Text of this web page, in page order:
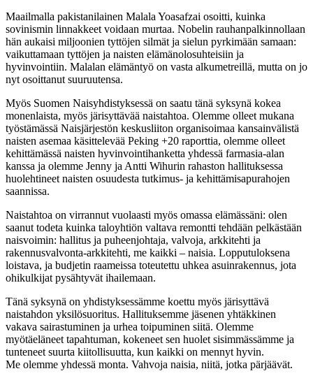
Maailmalla pakistanilainen Malala Yoasafzai osoitti, kuinka
sovinismin linnakkeet voidaan murtaa. Nobelin rauhanpalkinnollaan
hän aukaisi miljoonien tyttöjen silmät ja sielun pyrkimään samaan:
vaikuttamaan tyttöjen ja naisten elämänolosuhteisiin ja
hyvinvointiin. Malalan elämäntyö on vasta alkumetreillä, mutta on jo
nyt osoittanut suuruutensa.
Myös Suomen Naisyhdistyksessä on saatu tänä syksynä kokea
monenlaista, myös järisyttävää naistahtoa. Olemme olleet mukana
työstämässä Naisjärjestön keskusliiton organisoimaa kansainvälistä
naisten asemaa käsittelevää Peking +20 raporttia, olemme olleet
kehittämässä naisten hyvinvointihanketta yhdessä farmasia-alan
kanssa ja olemme Jenny ja Antti Wihurin rahaston hallituksessa
huolehtineet naisten osuudesta tutkimus- ja kehittämisapurahojen
saannissa.
Naistahtoa on virrannut vuolaasti myös omassa elämässäni: olen
saanut todeta kuinka taloyhtiön valtava remontti tehdään pelkästään
naisvoimin: hallitus ja puheenjohtaja, valvoja, arkkitehti ja
rakennusvalvonta-arkkitehti, me kaikki – naisia. Lopputuloksena
loistava, ja budjetin raameissa toteutettu uhkea asuinrakennus, jota
ohikulkijat pysähtyvät ihailemaan.
Tänä syksynä on yhdistyksessämme koettu myös järisyttävä
naistahdon yksilösuoritus. Hallituksemme jäsenen yhtäkkinen
vakava sairastuminen ja urhea toipuminen siitä. Olemme
myötäeläneet tapahtuman, kokeneet sen huolet sisimmässämme ja
tunteneet suurta kiitollisuutta, kun kaikki on mennyt hyvin.
Me olemme yhdessä monta. Vahvoja naisia, niitä, jotka pärjäävät.